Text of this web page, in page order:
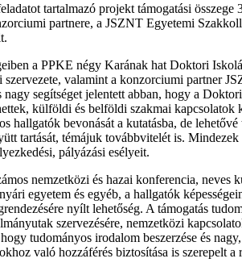
tartalmazó projekt támogatási
partnere, a JSZNT Egyetemi
a PPKE négy Karának hat Doktori
valamint a konzorciumi partner
nagy segítséget jelentett abban, hogy a
külföldi és belföldi szakmai kapcsolatok
hallgatók bevonását a kutatásba, de
tartását, témájuk továbbvitelét is.
pályázási esélyeit.
nemzetközi és hazai konferencia, neves
egyetem és egyéb, a hallgatók
nyílt lehetőség. A támogatás
szervezésére, nemzetközi
tudományos irodalom beszerzése és
való hozzáférés biztosítása is szerepelt a